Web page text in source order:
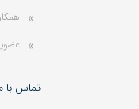
تماس با